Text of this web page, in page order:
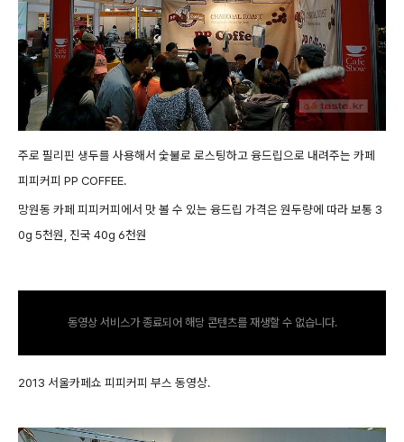
주로 필리핀 생두를 사용해서 숯불로 로스팅하고 융드립으로 내려주는 카페
피피커피 PP COFFEE.
망원동 카페 피피커피에서 맛 볼 수 있는 융드립 가격은 원두량에 따라 보통 3
0g 5천원, 진국 40g 6천원
동영상 서비스가 종료되어 해당 콘텐츠를 재생할 수 없습니다.
2013 서울카페쇼 피피커피 부스 동영상.